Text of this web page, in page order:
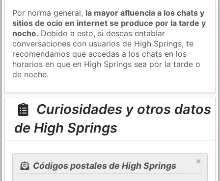
Por norma general, la mayor afluencia a los chats y
sitios de ocio en internet se produce por la tarde y
noche. Debido a esto, si deseas entablar
conversaciones con usuarios de High Springs, te
recomendamos que accedas a los chats en los
horarios en que en High Springs sea por la tarde o
de noche.
Curiosidades y otros datos
de High Springs
×
Códigos postales de High Springs